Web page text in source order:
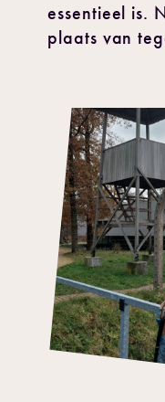
essentieel is.
plaats van